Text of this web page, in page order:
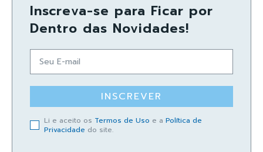
Inscreva-se para Ficar por
Dentro das Novidades!
INSCREVER
Li e aceito os Termos de Uso e a Política de
Privacidade do site.